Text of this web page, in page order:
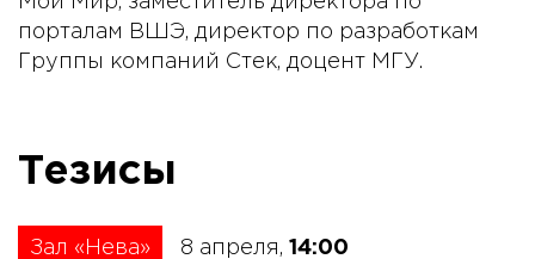
порталам ВШЭ, директор по разработкам
Группы компаний Стек, доцент МГУ.
Тезисы
Зал «Нева» 8 апреля, 14:00